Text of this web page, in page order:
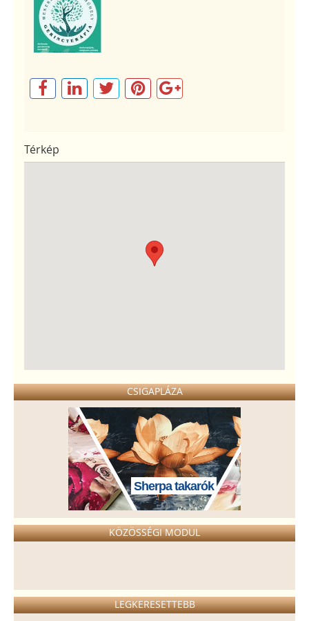
Térkép
CSIGAPLÁZA
Sherpa takarók
KÖZÖSSÉGI MODUL
LEGKERESETTEBB